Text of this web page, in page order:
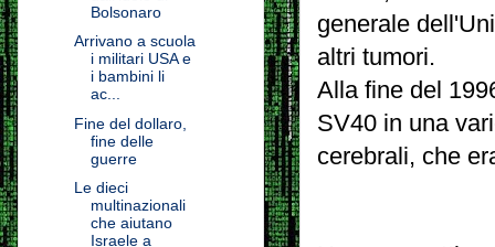
generale
altri tumori.
Alla fine del
SV40 in una
cerebrali, che
Bolsonaro
Arrivano a scuola
i militari USA e
i bambini li
ac...
Fine del dollaro,
fine delle
guerre
Le dieci
multinazionali
che aiutano
Israele a